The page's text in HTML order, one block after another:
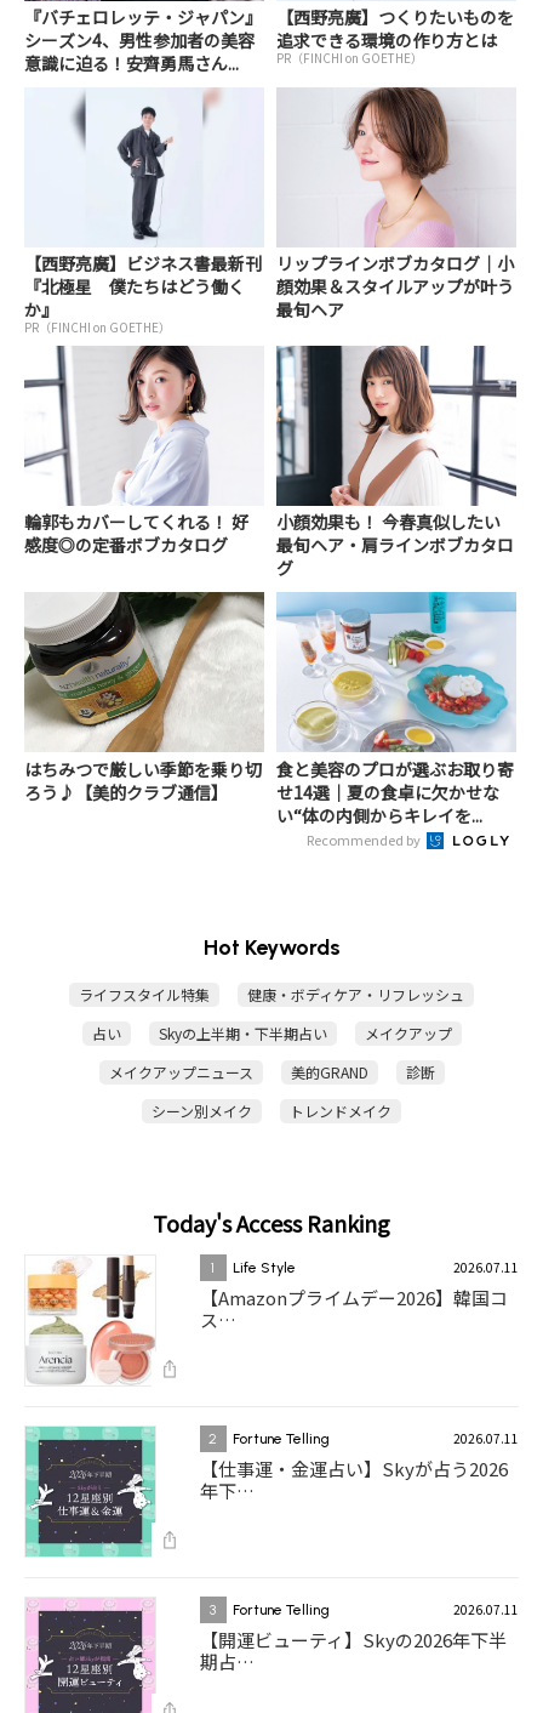
『バチェロレッテ・ジャパン』
シーズン4、男性参加者の美容
意識に迫る！安齊勇馬さん...
【西野亮廣】つくりたいものを
追求できる環境の作り方とは
PR（FINCHI on GOETHE）
【西野亮廣】ビジネス書最新刊
『北極星 僕たちはどう働く
か』
PR（FINCHI on GOETHE）
リップラインボブカタログ｜小
顔効果＆スタイルアップが叶う
最旬ヘア
輪郭もカバーしてくれる！ 好
感度◎の定番ボブカタログ
小顔効果も！ 今春真似したい
最旬ヘア・肩ラインボブカタロ
グ
はちみつで厳しい季節を乗り切
ろう♪【美的クラブ通信】
食と美容のプロが選ぶお取り寄
せ14選｜夏の食卓に欠かせな
い“体の内側からキレイを...
Recommended by
Hot Keywords
ライフスタイル特集
健康・ボディケア・リフレッシュ
占い
Skyの上半期・下半期占い
メイクアップ
メイクアップニュース
美的GRAND
診断
シーン別メイク
トレンドメイク
Today's Access Ranking
1 Life Style 2026.07.11
【Amazonプライムデー2026】韓国コ
ス…
2 Fortune Telling 2026.07.11
【仕事運・金運占い】Skyが占う2026
年下…
3 Fortune Telling 2026.07.11
【開運ビューティ】Skyの2026年下半
期占…